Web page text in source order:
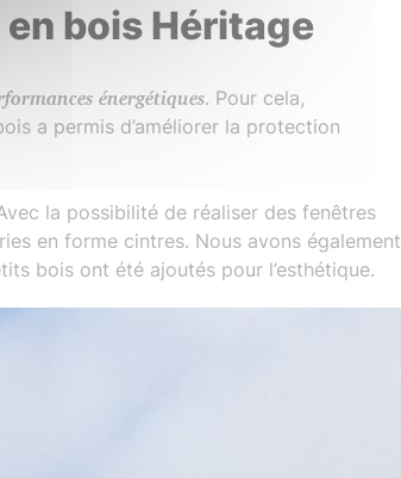
bois Héritage
énergétiques. Pour cela,
a permis d’améliorer la protection
la possibilité de réaliser des fenêtres
en forme cintres. Nous avons également
bois ont été ajoutés pour l’esthétique.